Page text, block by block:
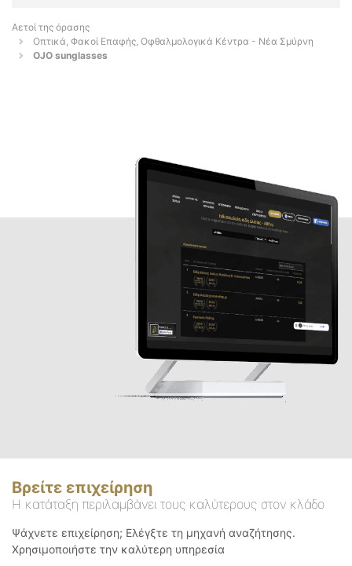
Αετοί της όρασης
Οπτικά, Φακοί Επαφής, Οφθαλμολογικά Κέντρα - Νέα Σμύρνη
OJO sunglasses
Βρείτε επιχείρηση
Η κατάταξη περιλαμβάνει τους καλύτερους στον κλάδο
Ψάχνετε επιχείρηση; Ελέγξτε τη μηχανή αναζήτησης.
Χρησιμοποιήστε την καλύτερη υπηρεσία